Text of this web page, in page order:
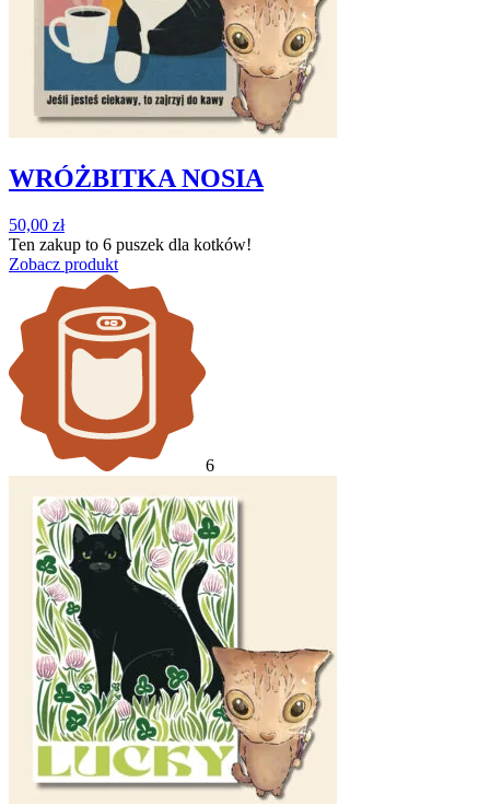
WRÓŻBITKA NOSIA
50,00 zł
Ten zakup to 6 puszek dla kotków!
Zobacz produkt
6